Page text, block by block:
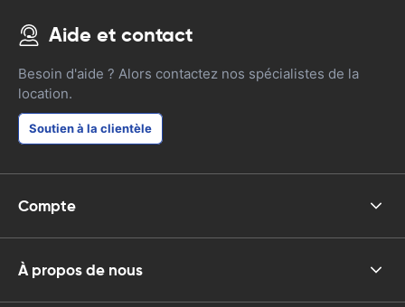
Aide et contact
Besoin d'aide ? Alors contactez nos spécialistes de la
location.
Soutien à la clientèle
Compte
À propos de nous